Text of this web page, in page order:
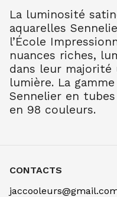
7.90€ TTC
TER SIEN
7.90€ TTC
TERRE
7.90 € TTC
7.90€ TTC
La luminosité
aquarelles
l’École
nuances riches,
dans leur majorité
lumière. La
Sennelier en
en 98 couleurs.
CONTACTS